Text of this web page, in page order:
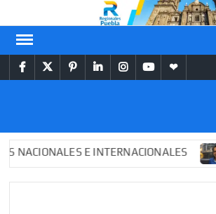
al
contenido
facebooktwitterpinterest
linkedininstagram
youtube
E INTERNACIONALES